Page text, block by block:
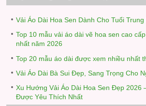
Vải Áo Dài Hoa Sen Dành Cho Tuổi Trung
Top 10 mẫu vải áo dài vẽ hoa sen cao
nhất năm 2026
Top 20 mẫu áo dài được xem nhiều nhất
Vải Áo Dài Bà Sui Đẹp, Sang Trọng Cho
Xu Hướng Vải Áo Dài Hoa Sen Đẹp 2026
Được Yêu Thích Nhất